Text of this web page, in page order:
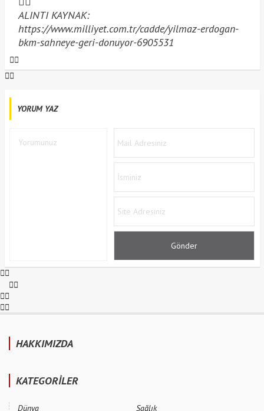
ALINTI KAYNAK:
https://www.milliyet.com.tr/cadde/yilmaz-erdogan-
bkm-sahneye-geri-donuyor-6905531
YORUM YAZ
HAKKIMIZDA
KATEGORİLER
Dünya Sağlık